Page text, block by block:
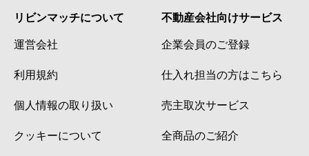
リビンマッチについて
運営会社
利用規約
個人情報の取り扱い
クッキーについて
不動産会社向けサービス
企業会員のご登録
仕入れ担当の方はこちら
売主取次サービス
全商品のご紹介